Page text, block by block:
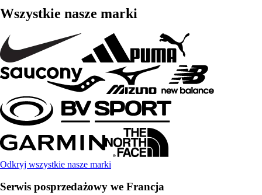
Wszystkie nasze marki
Odkryj wszystkie nasze marki
Serwis posprzedażowy we Francja